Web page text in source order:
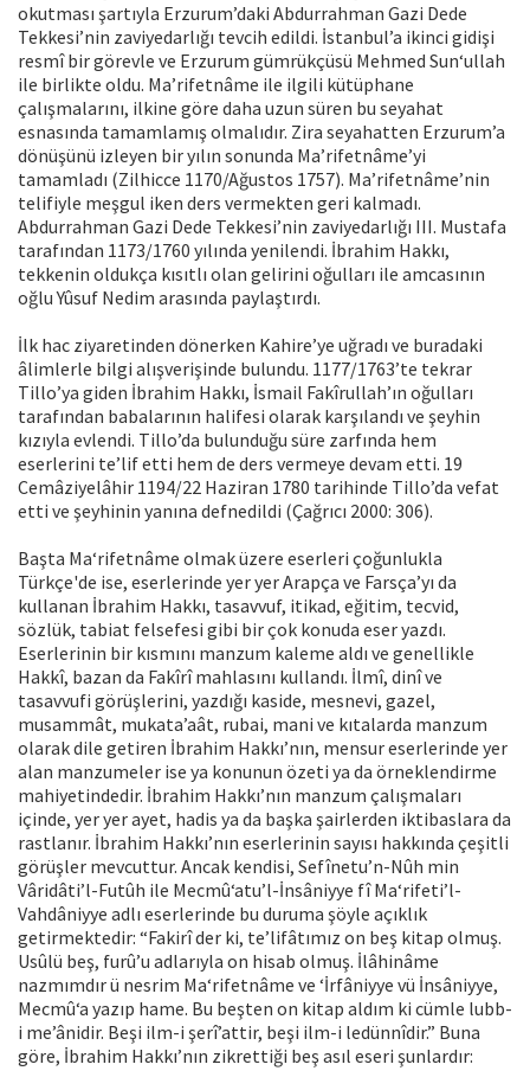
okutması şartıyla Erzurum’daki Abdurrahman Gazi Dede
Tekkesi’nin zaviyedarlığı tevcih edildi. İstanbul’a ikinci gidişi
resmî bir görevle ve Erzurum gümrükçüsü Mehmed Sun‘ullah
ile birlikte oldu. Ma’rifetnâme ile ilgili kütüphane
çalışmalarını, ilkine göre daha uzun süren bu seyahat
esnasında tamamlamış olmalıdır. Zira seyahatten Erzurum’a
dönüşünü izleyen bir yılın sonunda Ma’rifetnâme’yi
tamamladı (Zilhicce 1170/Ağustos 1757). Ma’rifetnâme’nin
telifiyle meşgul iken ders vermekten geri kalmadı.
Abdurrahman Gazi Dede Tekkesi’nin zaviyedarlığı III. Mustafa
tarafından 1173/1760 yılında yenilendi. İbrahim Hakkı,
tekkenin oldukça kısıtlı olan gelirini oğulları ile amcasının
oğlu Yûsuf Nedim arasında paylaştırdı.
İlk hac ziyaretinden dönerken Kahire’ye uğradı ve buradaki
âlimlerle bilgi alışverişinde bulundu. 1177/1763’te tekrar
Tillo’ya giden İbrahim Hakkı, İsmail Fakîrullah’ın oğulları
tarafından babalarının halifesi olarak karşılandı ve şeyhin
kızıyla evlendi. Tillo’da bulunduğu süre zarfında hem
eserlerini te’lif etti hem de ders vermeye devam etti. 19
Cemâziyelâhir 1194/22 Haziran 1780 tarihinde Tillo’da vefat
etti ve şeyhinin yanına defnedildi (Çağrıcı 2000: 306).
Başta Ma‘rifetnâme olmak üzere eserleri çoğunlukla
Türkçe'de ise, eserlerinde yer yer Arapça ve Farsça’yı da
kullanan İbrahim Hakkı, tasavvuf, itikad, eğitim, tecvid,
sözlük, tabiat felsefesi gibi bir çok konuda eser yazdı.
Eserlerinin bir kısmını manzum kaleme aldı ve genellikle
Hakkî, bazan da Fakîrî mahlasını kullandı. İlmî, dinî ve
tasavvufi görüşlerini, yazdığı kaside, mesnevi, gazel,
musammât, mukata’aât, rubai, mani ve kıtalarda manzum
olarak dile getiren İbrahim Hakkı’nın, mensur eserlerinde yer
alan manzumeler ise ya konunun özeti ya da örneklendirme
mahiyetindedir. İbrahim Hakkı’nın manzum çalışmaları
içinde, yer yer ayet, hadis ya da başka şairlerden iktibaslara da
rastlanır. İbrahim Hakkı’nın eserlerinin sayısı hakkında çeşitli
görüşler mevcuttur. Ancak kendisi, Sefînetu’n-Nûh min
Vâridâti’l-Futûh ile Mecmû‘atu’l-İnsâniyye fî Ma‘rifeti’l-
Vahdâniyye adlı eserlerinde bu duruma şöyle açıklık
getirmektedir: “Fakirî der ki, te’lifâtımız on beş kitap olmuş.
Usûlü beş, furû’u adlarıyla on hisab olmuş. İlâhinâme
nazmımdır ü nesrim Ma‘rifetnâme ve ‘İrfâniyye vü İnsâniyye,
Mecmû‘a yazıp hame. Bu beşten on kitap aldım ki cümle lubb-
i me’ânidir. Beşi ilm-i şerî’attir, beşi ilm-i ledünnîdir.” Buna
göre, İbrahim Hakkı’nın zikrettiği beş asıl eseri şunlardır: